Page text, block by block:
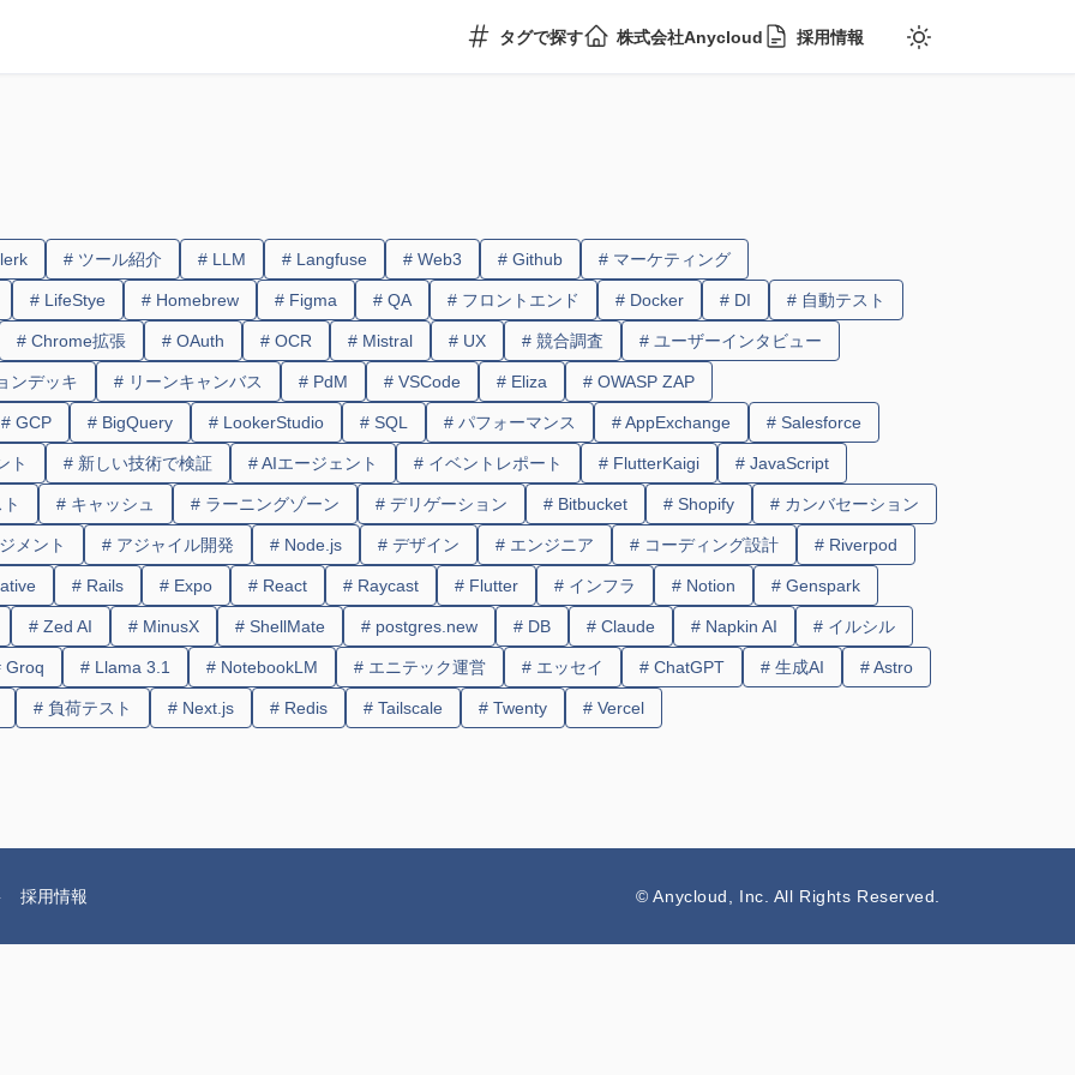
タグで探す 株式会社Anycloud 採用情報
# ツール紹介 # LLM # Langfuse # Web3 # Github # マーケティング
# LifeStye # Homebrew # Figma # QA # フロントエンド # Docker # DI # 自動テスト
# Chrome拡張 # OAuth # OCR # Mistral # UX # 競合調査 # ユーザーインタビュー
ンデッキ # リーンキャンバス # PdM # VSCode # Eliza # OWASP ZAP
# GCP # BigQuery # LookerStudio # SQL # パフォーマンス # AppExchange # Salesforce
ト # 新しい技術で検証 # AIエージェント # イベントレポート # FlutterKaigi # JavaScript
# キャッシュ # ラーニングゾーン # デリゲーション # Bitbucket # Shopify # カンバセーション
メント # アジャイル開発 # Node.js # デザイン # エンジニア # コーディング設計 # Riverpod
# Rails # Expo # React # Raycast # Flutter # インフラ # Notion # Genspark
# Zed AI # MinusX # ShellMate # postgres.new # DB # Claude # Napkin AI # イルシル
Groq # Llama 3.1 # NotebookLM # エニテック運営 # エッセイ # ChatGPT # 生成AI # Astro
# 負荷テスト # Next.js # Redis # Tailscale # Twenty # Vercel
採用情報 © Anycloud, Inc. All Rights Reserved.